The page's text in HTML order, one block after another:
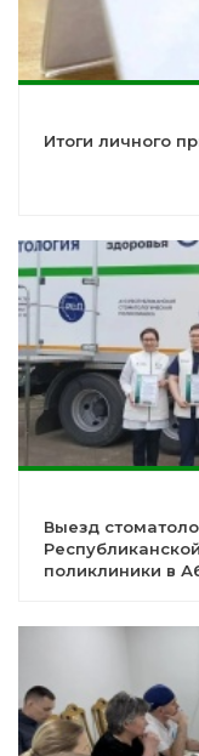
Итоги личного
Выезд
поликлиники в